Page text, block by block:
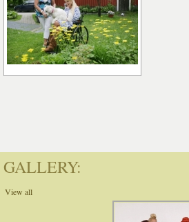
GALLERY:
View all